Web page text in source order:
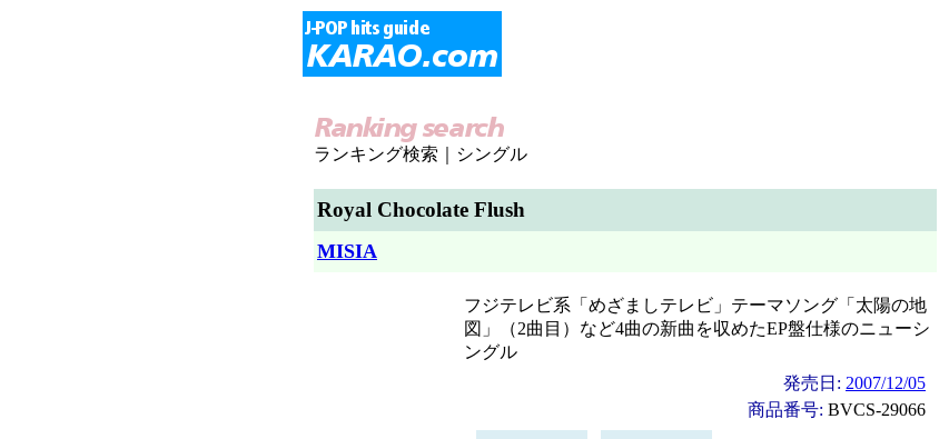
ランキング検索｜シングル
Royal Chocolate Flush
MISIA
フジテレビ系「めざましテレビ」テーマソング「太陽の地
図」（2曲目）など4曲の新曲を収めたEP盤仕様のニューシ
ングル
発売日: 2007/12/05
商品番号: BVCS-29066